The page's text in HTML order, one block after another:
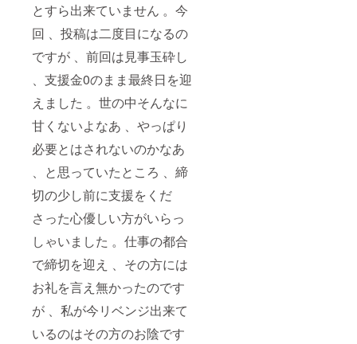
とすら出来ていません 。今
回 、投稿は二度目になるの
ですが 、前回は見事玉砕し
、支援金0のまま最終日を迎
えました 。世の中そんなに
甘くないよなあ 、やっぱり
必要とはされないのかなあ
、と思っていたところ 、締
切の少し前に支援をくだ
さった心優しい方がいらっ
しゃいました 。仕事の都合
で締切を迎え 、その方には
お礼を言え無かったのです
が 、私が今リベンジ出来て
いるのはその方のお陰です